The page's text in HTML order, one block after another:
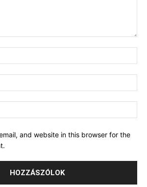
and website in this browser for the